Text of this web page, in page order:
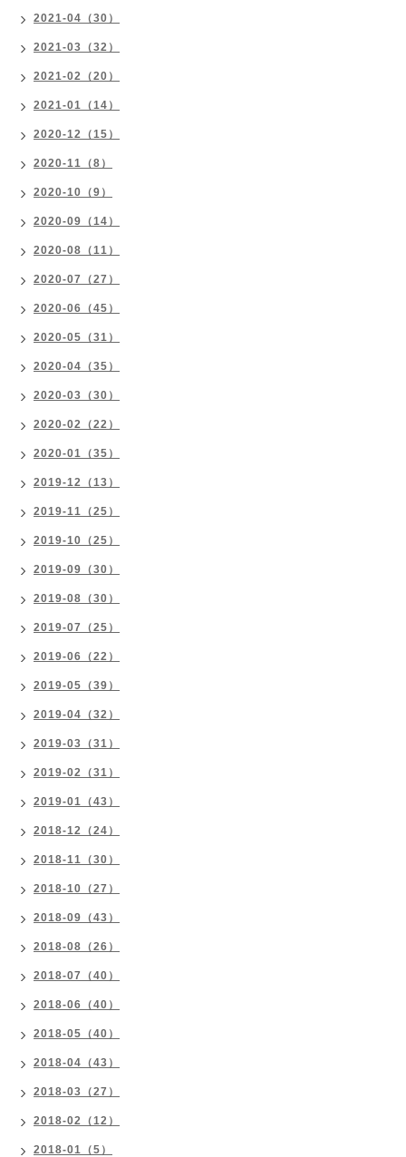
2021-04（30）
2021-03（32）
2021-02（20）
2021-01（14）
2020-12（15）
2020-11（8）
2020-10（9）
2020-09（14）
2020-08（11）
2020-07（27）
2020-06（45）
2020-05（31）
2020-04（35）
2020-03（30）
2020-02（22）
2020-01（35）
2019-12（13）
2019-11（25）
2019-10（25）
2019-09（30）
2019-08（30）
2019-07（25）
2019-06（22）
2019-05（39）
2019-04（32）
2019-03（31）
2019-02（31）
2019-01（43）
2018-12（24）
2018-11（30）
2018-10（27）
2018-09（43）
2018-08（26）
2018-07（40）
2018-06（40）
2018-05（40）
2018-04（43）
2018-03（27）
2018-02（12）
2018-01（5）